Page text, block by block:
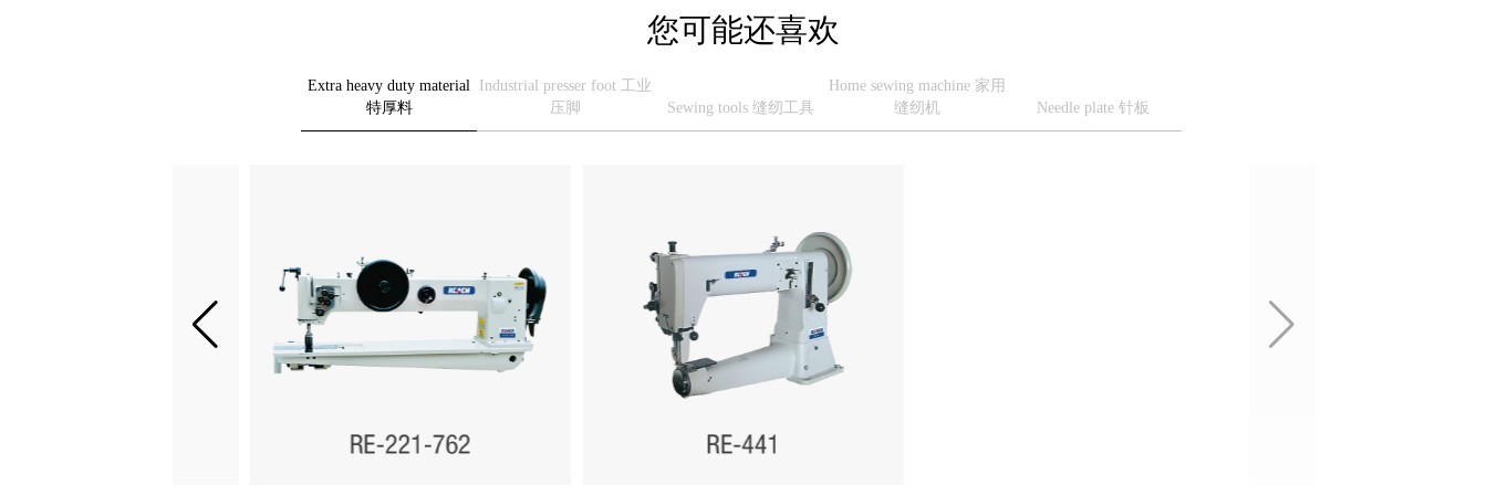
您可能还喜欢
Extra heavy duty material
特厚料
Industrial presser foot 工业
压脚
Sewing tools 缝纫工具
Home sewing machine 家用
缝纫机
Needle plate 针板